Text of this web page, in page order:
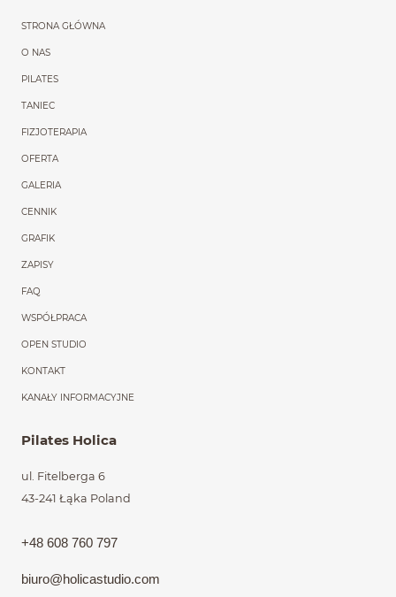
Menu główne
STRONA GŁÓWNA
O NAS
PILATES
TANIEC
FIZJOTERAPIA
OFERTA
GALERIA
CENNIK
GRAFIK
ZAPISY
FAQ
WSPÓŁPRACA
OPEN STUDIO
KONTAKT
KANAŁY INFORMACYJNE
Pilates Holica
ul. Fitelberga 6
43-241 Łąka Poland
+48 608 760 797
biuro@holicastudio.com